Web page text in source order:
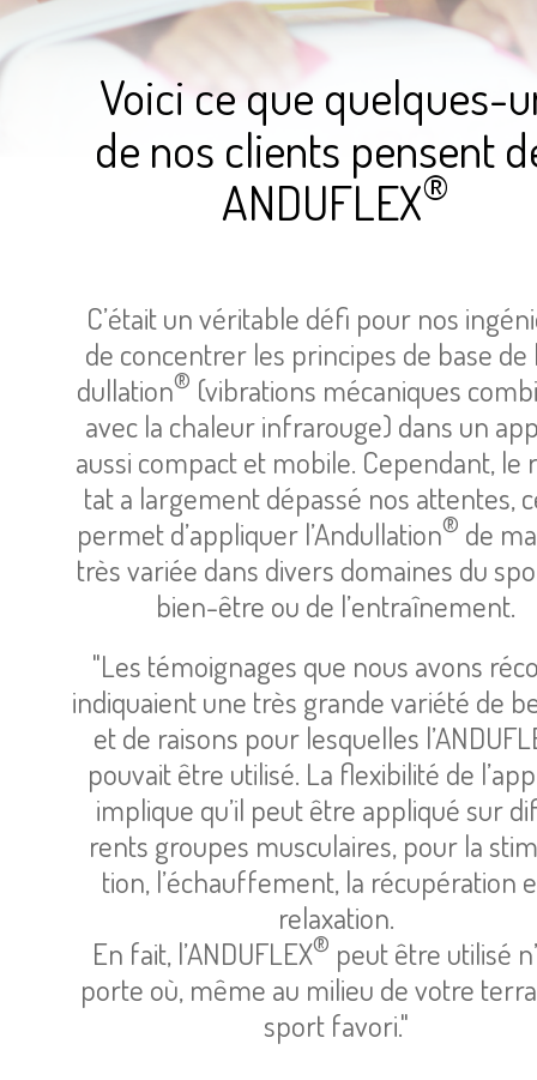
Voici ce que quelques-
de nos clients pensent
ANDU­FLEX®
C’était un véri­table défi pour nos
de concen­trer les prin­cipes de base de
dul­la­tion® (vibra­tions méca­niques
avec la cha­leur infra­rouge) dans un
aussi com­pact et mobile. Cepen­dant,
tat a lar­ge­ment dépassé nos attentes,
permet d’ap­pli­quer l’An­dul­la­tion® de
très variée dans divers domaines du
bien-être ou de l’en­traî­ne­ment.
"Les témoi­gnages que nous avons
indi­quaient une très grande variété de
et de rai­sons pour les­quelles
pou­vait être uti­lisé. La flexi­bi­lité de
implique qu’il peut être appli­qué sur
rents groupes mus­cu­laires, pour la
tion, l’échauf­fe­ment, la récu­pé­ra­tion
relaxa­tion.
En fait, l’AN­DU­FLEX® peut être uti­lisé
porte où, même au milieu de votre
sport favori."